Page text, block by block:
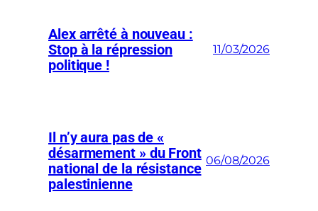
Alex arrêté à nouveau :
Stop à la répression
politique !
11/03/2026
Il n’y aura pas de «
désarmement » du Front
national de la résistance
palestinienne
06/08/2026